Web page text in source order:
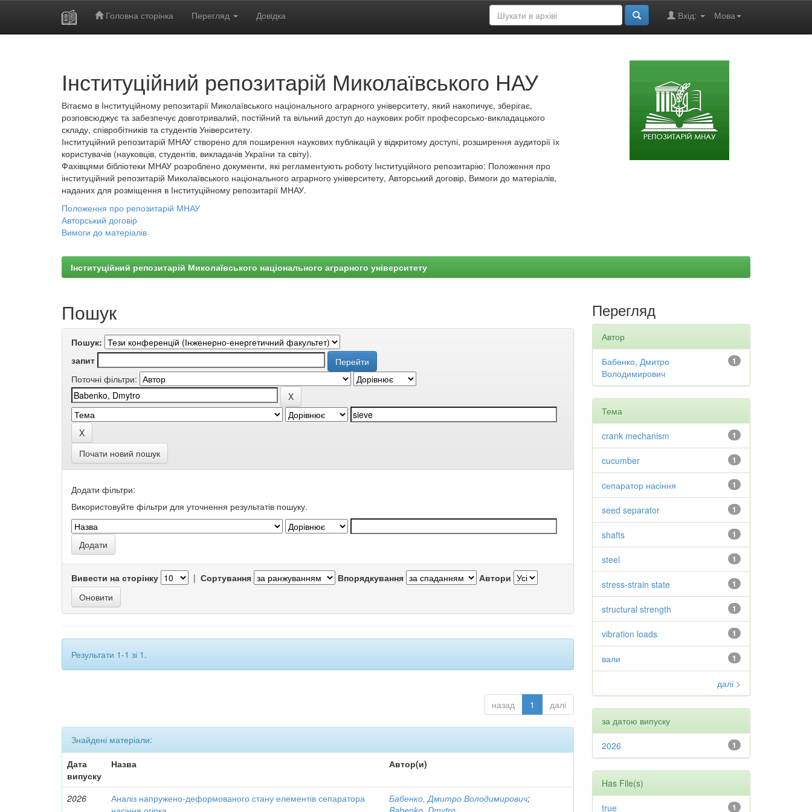
Головна сторінка Перегляд Довідка Мова
Вхід:
Інституційний репозитарій Миколаївського НАУ
Вітаємо в Інституційному репозитарії Миколаївського національного аграрного університету, який накопичує, зберігає,
розповсюджує та забезпечує довготривалий, постійний та вільний доступ до наукових робіт професорсько-викладацького
складу, співробітників та студентів Університету.
Інституційний репозитарій МНАУ створено для поширення наукових публікацій у відкритому доступі, розширення аудиторії їх
користувачів (науковців, студентів, викладачів України та світу).
Фахівцями бібліотеки МНАУ розроблено документи, які регламентують роботу Інституційного репозитарію: Положення про
інституційний репозитарій Миколаївського національного аграрного університету, Авторський договір, Вимоги до матеріалів,
наданих для розміщення в Інституційному репозитарії МНАУ.
Положення про репозитарій МНАУ
Авторський договір
Вимоги до матеріалів
Інституційний репозитарій Миколаївського національного аграрного університету
Пошук
Пошук:
запит
Поточні фільтри:
Почати новий пошук
Додати фільтри:
Використовуйте фільтри для уточнення результатів пошуку.
Вивести на сторінку | Сортування Впорядкування Автори
Результати 1-1 зі 1.
назад 1 далі
Знайдені матеріали:
Дата
випуску
Назва Автор(и)
2026
Аналіз напружено-деформованого стану елементів сепаратора
Бабенко, Дмитро Володимирович;
Перегляд
Автор
1
Бабенко, Дмитро
Володимирович
Тема
1
crank mechanism
1
cucumber
1
cепаратор насіння
1
seed separator
1
shafts
1
steel
1
stress-strain state
1
structural strength
1
vibration loads
1
вали
далі >
за датою випуску
1
2026
Has File(s)
1
true